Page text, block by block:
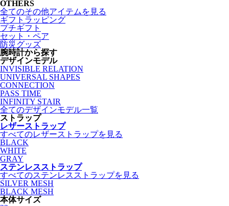
OTHERS
全てのその他アイテムを見る
ギフトラッピング
プチギフト
セット・ペア
防災グッズ
腕時計から探す
デザインモデル
INVISIBLE RELATION
UNIVERSAL SHAPES
CONNECTION
PASS TIME
INFINITY STAIR
全てのデザインモデル一覧
ストラップ
レザーストラップ
すべてのレザーストラップを見る
BLACK
WHITE
GRAY
ステンレスストラップ
すべてのステンレスストラップを見る
SILVER MESH
BLACK MESH
本体サイズ